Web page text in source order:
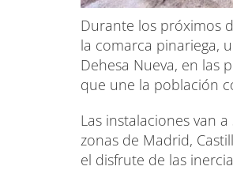
Durante los próximos
la comarca pinariega,
Dehesa Nueva, en las
que une la población
Las instalaciones van
zonas de Madrid,
el disfrute de las